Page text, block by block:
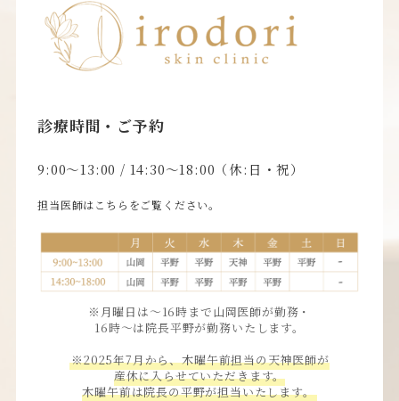
診療時間・ご予約
9:00〜13:00 / 14:30〜18:00（休:日・祝）
担当医師はこちらをご覧ください。
※月曜日は〜16時まで山岡医師が勤務・
16時〜は院長平野が勤務いたします。
※2025年7月から、木曜午前担当の天神医師が
産休に入らせていただきます。
木曜午前は院長の平野が担当いたします。